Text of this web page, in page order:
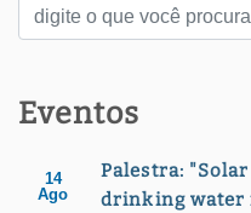
Eventos
14
Ago
Palestra:
drinking water